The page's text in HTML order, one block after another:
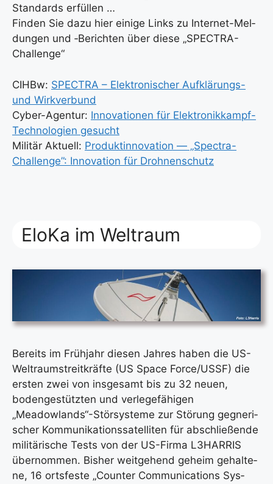
Stan­dards erfül­len …
Fin­den Sie dazu hier eini­ge Links zu Inter­net-Mel­
dun­gen und ‑Berich­ten über die­se „SPEC­TRA-
Chall­enge“
CIHBw: SPECTRA – Elek­tro­ni­scher Auf­klä­rungs-
und Wirk­ver­bund
Cyber-Agen­tur: Inno­va­tio­nen für Elek­tronik­kampf-
Tech­no­lo­gien gesucht
Mili­tär Aktu­ell: Pro­dukt­in­no­va­ti­on — „Spec­tra-
Chall­enge”: Inno­va­ti­on für Droh­nen­schutz
EloKa im Weltraum
Bereits im Früh­jahr die­sen Jah­res haben die US-
Welt­raum­streit­kräf­te (US Space Force/USSF) die
ers­ten zwei von ins­ge­samt bis zu 32 neu­en,
boden­ge­stütz­ten und ver­le­ge­fä­hi­gen
„Meadowlands“-Störsysteme zur Stö­rung geg­ne­ri­
scher Kom­mu­ni­ka­ti­ons­sa­tel­li­ten für abschlie­ßen­de
mili­tä­ri­sche Tests von der US-Fir­ma L3HARRIS
über­nom­men. Bis­her weit­ge­hend geheim gehal­te­
ne, 16 orts­fes­te „Coun­ter Com­mu­ni­ca­ti­ons Sys­